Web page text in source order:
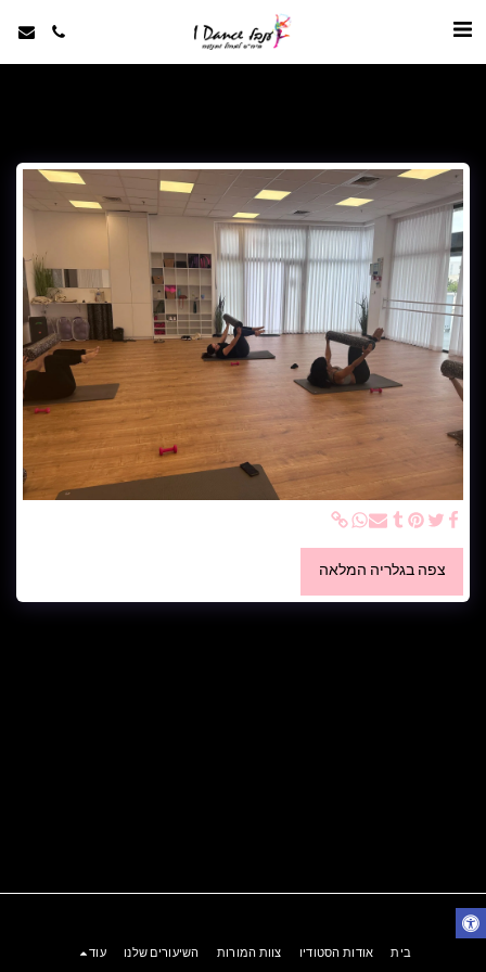
צפה בגלריה המלאה
בית אודות הסטודיו צוות המורות השיעורים שלנו עוד